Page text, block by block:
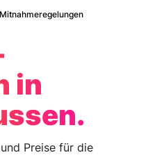
Mitnahmeregelungen
in
Preise für die